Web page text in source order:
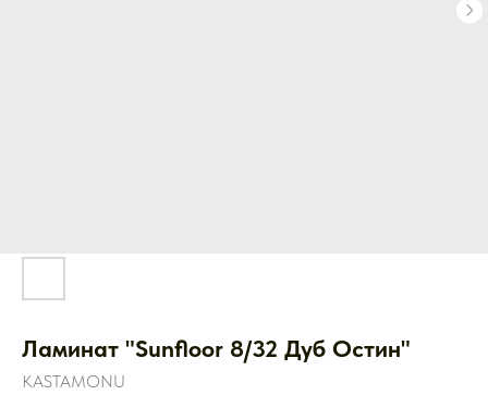
Ламинат "Sunfloor 8/32 Дуб Остин"
KASTAMONU